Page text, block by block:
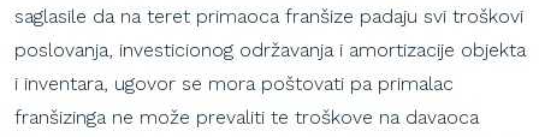
saglasile da na teret primaoca franšize padaju svi troškovi
poslovanja, investicionog održavanja i amortizacije objekta
i inventara, ugovor se mora poštovati pa primalac
franšizinga ne može prevaliti te troškove na davaoca